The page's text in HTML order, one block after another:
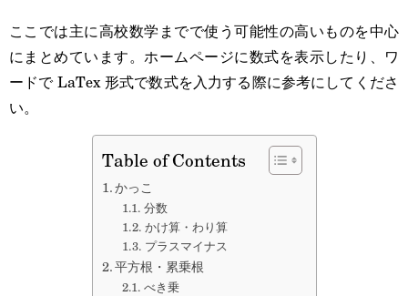
ここでは主に高校数学までで使う可能性の高いものを中心
にまとめています。ホームページに数式を表示したり、ワ
ードで LaTex 形式で数式を入力する際に参考にしてくださ
い。
Table of Contents
かっこ
分数
かけ算・わり算
プラスマイナス
平方根・累乗根
べき乗